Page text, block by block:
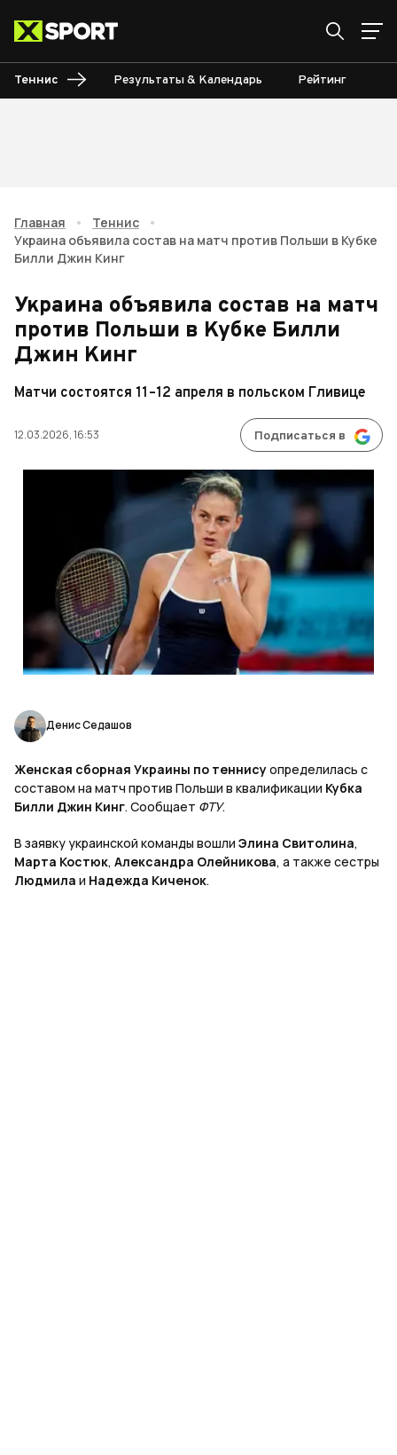
Теннис Результаты & Календарь Рейтинг
Главная • Теннис
•
Украина объявила состав на матч против Польши в Кубке
Билли Джин Кинг
Украина объявила состав на матч
против Польши в Кубке Билли
Джин Кинг
Матчи состоятся 11–12 апреля в польском Гливице
12.03.2026, 16:53 Подписаться в
Денис Седашов
Женская сборная Украины по теннисуопределилась с
составом на матч против Польши в квалификации Кубка
Билли Джин Кинг. Сообщает ФТУ.
В заявку украинской команды вошли Элина Свитолина,
Марта Костюк, Александра Олейникова, а также сестры
Людмила и Надежда Киченок.